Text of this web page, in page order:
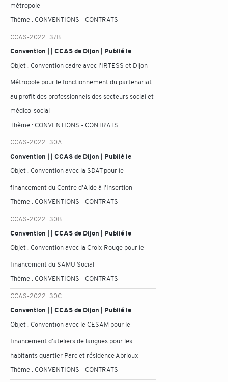
métropole
Thème : CONVENTIONS - CONTRATS
CCAS-2022_37B
Convention | | CCAS de Dijon | Publié le
Objet : Convention cadre avec l'IRTESS et Dijon
Métropole pour le fonctionnement du partenariat
au profit des professionnels des secteurs social et
médico-social
Thème : CONVENTIONS - CONTRATS
CCAS-2022_30A
Convention | | CCAS de Dijon | Publié le
Objet : Convention avec la SDAT pour le
financement du Centre d'Aide à l'Insertion
Thème : CONVENTIONS - CONTRATS
CCAS-2022_30B
Convention | | CCAS de Dijon | Publié le
Objet : Convention avec la Croix Rouge pour le
financement du SAMU Social
Thème : CONVENTIONS - CONTRATS
CCAS-2022_30C
Convention | | CCAS de Dijon | Publié le
Objet : Convention avec le CESAM pour le
financement d'ateliers de langues pour les
habitants quartier Parc et résidence Abrioux
Thème : CONVENTIONS - CONTRATS